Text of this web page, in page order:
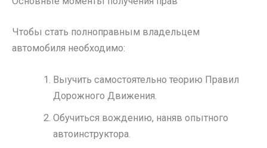
Чтобы стать полноправным владельцем
автомобиля необходимо:
Выучить самостоятельно теорию Правил
Дорожного Движения.
Обучиться вождению, наняв опытного
автоинструктора.